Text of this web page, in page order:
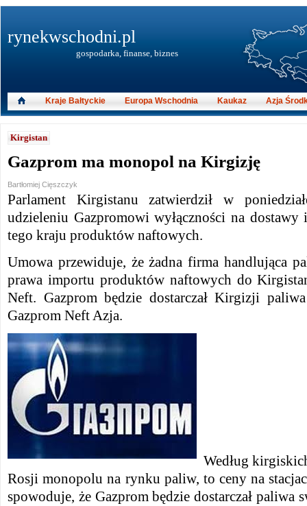
Kirgistan
Gazprom ma monopol na Kirgizję
Bartłomiej Cięszczyk
Parlament Kirgistanu zatwierdził w
udzieleniu Gazpromowi wyłączności na
tego kraju produktów naftowych.
Umowa przewiduje, że żadna firma handlująca
prawa importu produktów naftowych do
Neft. Gazprom będzie dostarczał Kirgizji
Gazprom Neft Azja.
Według
Rosji monopolu na rynku paliw, to ceny na
spowoduje, że Gazprom będzie dostarczał paliwa
rynekwschodni.pl
gospodarka, finanse, biznes
Kraje Bałtyckie Europa Wschodnia Kaukaz Azja